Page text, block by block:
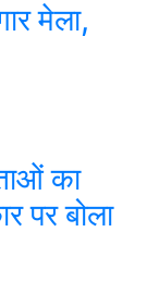
मेला,
का
पर बोला